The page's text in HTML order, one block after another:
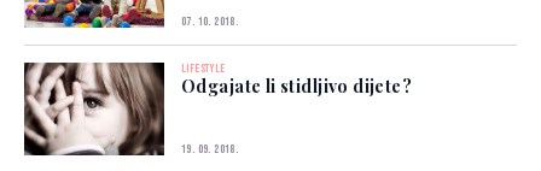
07. 10. 2018.
LIFESTYLE
Odgajate li stidljivo dijete?
19. 09. 2018.